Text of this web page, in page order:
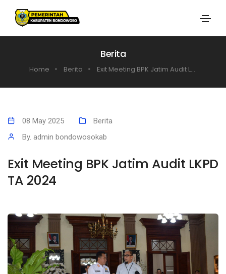
Berita
Home Berita Exit Meeting BPK Jatim Audit L...
08 May 2025
Berita
By. admin bondowosokab
Exit Meeting BPK Jatim Audit LKPD
TA 2024